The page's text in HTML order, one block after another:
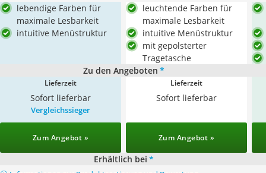
lebendige Farben für
maximale Lesbarkeit
intuitive Menüstruktur
leuchtende Farben für
maximale Lesbarkeit
intuitive Menüstruktur
mit gepolsterter
Tragetasche
Zu den Angeboten *
Lieferzeit
Sofort lieferbar
Lieferzeit
Sofort lieferbar
Vergleichssieger
Zum Angebot » Zum Angebot »
Erhältlich bei *